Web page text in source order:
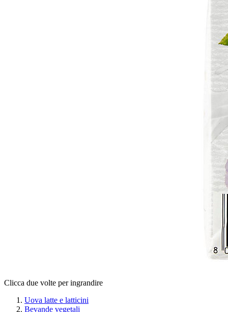
Clicca due volte per ingrandire
Uova latte e latticini
Bevande vegetali